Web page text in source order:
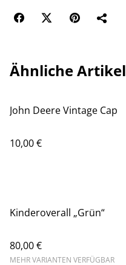
Ähnliche Artikel
John Deere Vintage Cap
10,00 €
Kinderoverall „Grün“
80,00 €
MEHR VARIANTEN VERFÜGBAR